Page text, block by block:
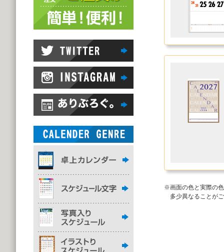
※画面の色と実際の
多少異なることが